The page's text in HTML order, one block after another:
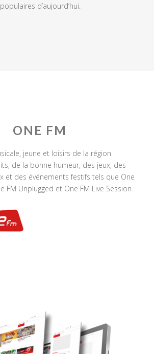
d’aujourd’hui.
ONE FM
jeune et loisirs de la région
de la bonne humeur, des jeux, des
et des événements festifs tels que One
FM Unplugged et One FM Live Session.